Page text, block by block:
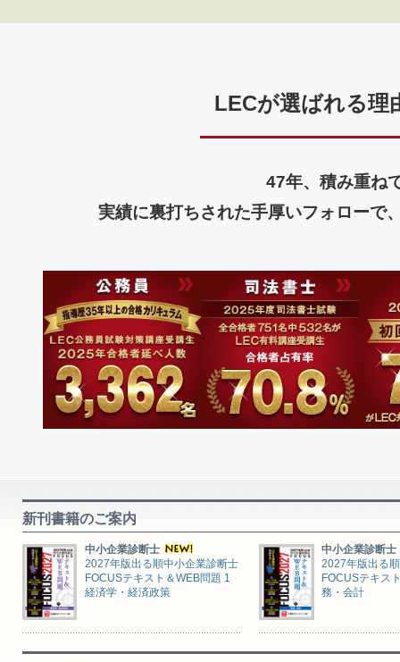
LECが選ばれる
47年、積み重ね
実績に裏打ちされた手厚いフォローで
新刊書籍のご案内
中小企業診断士
2027年版出る順中小企業診断士
FOCUSテキスト＆WEB問題 1
経済学・経済政策
中小企業診断士
2027年版出る
FOCUSテキス
務・会計